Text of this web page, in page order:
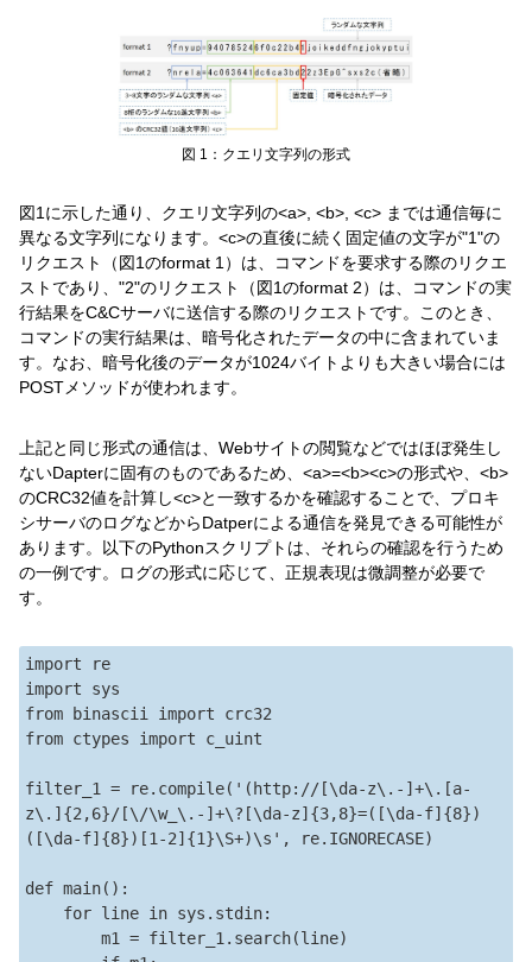
図 1：クエリ文字列の形式
図1に示した通り、クエリ文字列の<a>, <b>, <c> までは通信毎に
異なる文字列になります。<c>の直後に続く固定値の文字が"1"の
リクエスト（図1のformat 1）は、コマンドを要求する際のリクエ
ストであり、"2"のリクエスト（図1のformat 2）は、コマンドの実
行結果をC&Cサーバに送信する際のリクエストです。このとき、
コマンドの実行結果は、暗号化されたデータの中に含まれていま
す。なお、暗号化後のデータが1024バイトよりも大きい場合には
POSTメソッドが使われます。
上記と同じ形式の通信は、Webサイトの閲覧などではほぼ発生し
ないDapterに固有のものであるため、<a>=<b><c>の形式や、<b>
のCRC32値を計算し<c>と一致するかを確認することで、プロキ
シサーバのログなどからDatperによる通信を発見できる可能性が
あります。以下のPythonスクリプトは、それらの確認を行うため
の一例です。ログの形式に応じて、正規表現は微調整が必要で
す。
import re
import sys
from binascii import crc32
from ctypes import c_uint
filter_1 = re.compile('(http://[\da-z\.-]+\.[a-
z\.]{2,6}/[\/\w_\.-]+\?[\da-z]{3,8}=([\da-f]{8})
([\da-f]{8})[1-2]{1}\S+)\s', re.IGNORECASE)
def main():